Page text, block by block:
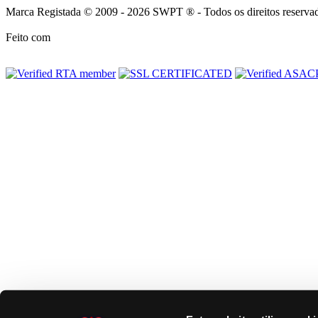
Marca Registada © 2009 - 2026 SWPT ® - Todos os direitos
Feito com